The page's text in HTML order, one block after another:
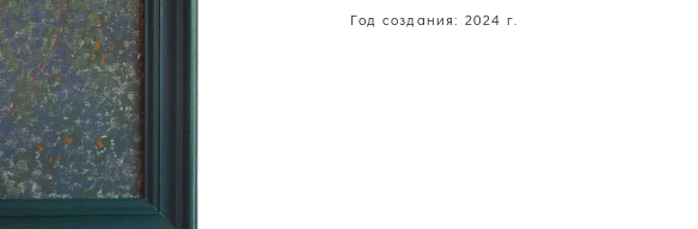
Год создания: 2024 г.